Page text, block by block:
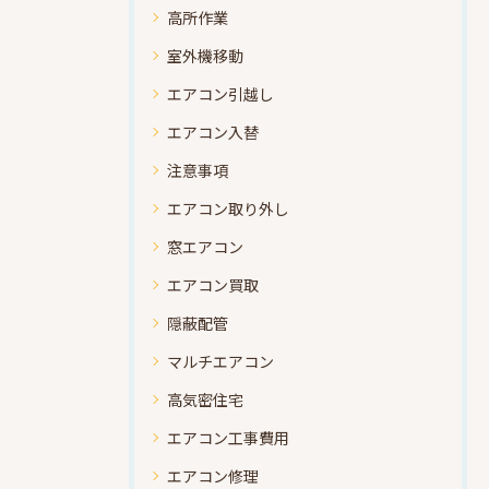
高所作業
室外機移動
エアコン引越し
エアコン入替
注意事項
エアコン取り外し
窓エアコン
エアコン買取
隠蔽配管
マルチエアコン
高気密住宅
エアコン工事費用
エアコン修理